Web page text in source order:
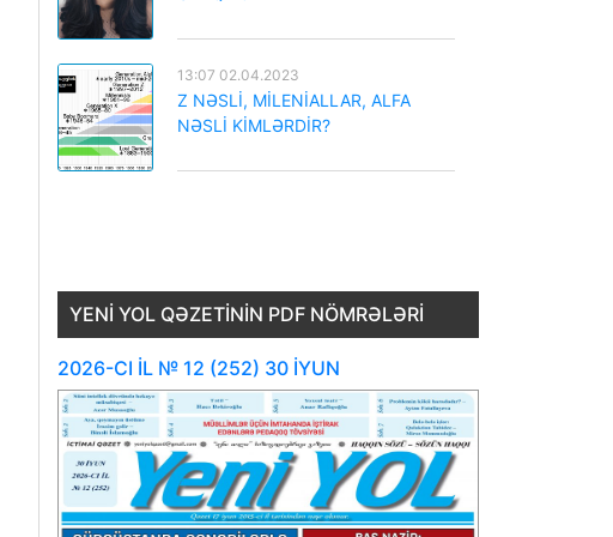
13:07 02.04.2023
Z NƏSLİ, MİLENİALLAR, ALFA
NƏSLİ KİMLƏRDİR?
YENI YOL QƏZETININ PDF NÖMRƏLƏRI
2026-CI İL № 12 (252) 30 İYUN